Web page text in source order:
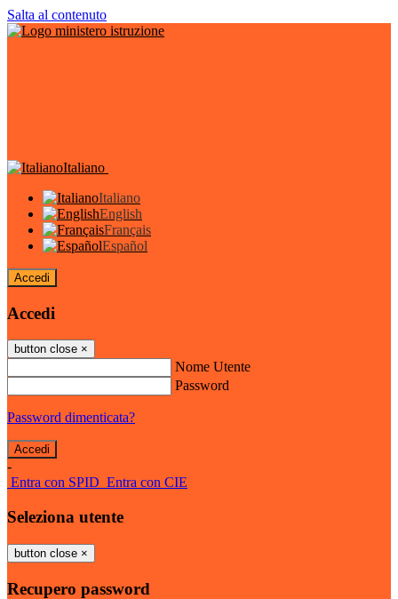
Salta al contenuto
Italiano
Italiano
English
Français
Español
Accedi
Accedi
button close ×
Nome Utente
Password
Password dimenticata?
-
Entra con SPID Entra con CIE
Seleziona utente
button close ×
Recupero password